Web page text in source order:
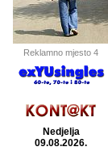
Reklamno mjesto 4
Nedjelja
09.08.2026.